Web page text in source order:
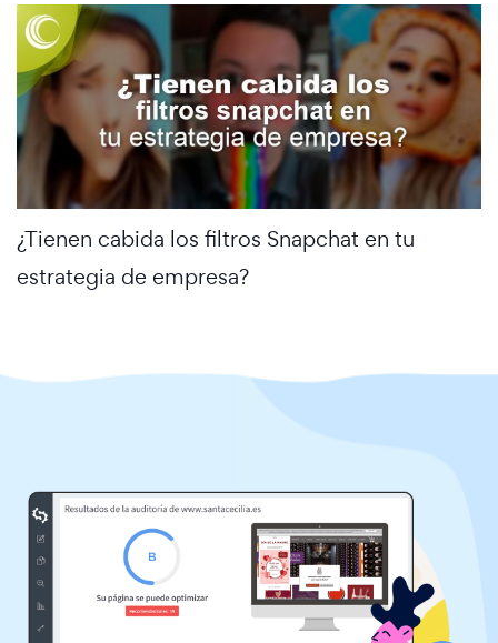
¿Tienen cabida los filtros Snapchat en tu
estrategia de empresa?